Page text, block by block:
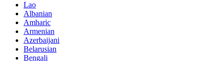
Lao
Albanian
Amharic
Armenian
Azerbaijani
Belarusian
Bengali